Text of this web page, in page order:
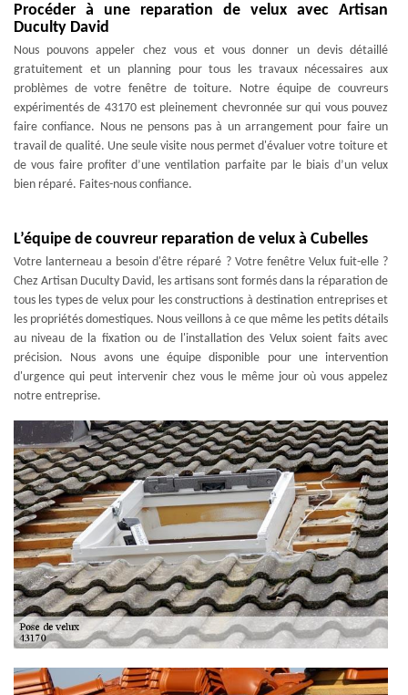
Procéder à une reparation de velux avec Artisan
Duculty David
Nous pouvons appeler chez vous et vous donner un devis détaillé
gratuitement et un planning pour tous les travaux nécessaires aux
problèmes de votre fenêtre de toiture. Notre équipe de couvreurs
expérimentés de 43170 est pleinement chevronnée sur qui vous pouvez
faire confiance. Nous ne pensons pas à un arrangement pour faire un
travail de qualité. Une seule visite nous permet d'évaluer votre toiture et
de vous faire profiter d’une ventilation parfaite par le biais d’un velux
bien réparé. Faites-nous confiance.
L’équipe de couvreur reparation de velux à Cubelles
Votre lanterneau a besoin d'être réparé ? Votre fenêtre Velux fuit-elle ?
Chez Artisan Duculty David, les artisans sont formés dans la réparation de
tous les types de velux pour les constructions à destination entreprises et
les propriétés domestiques. Nous veillons à ce que même les petits détails
au niveau de la fixation ou de l'installation des Velux soient faits avec
précision. Nous avons une équipe disponible pour une intervention
d'urgence qui peut intervenir chez vous le même jour où vous appelez
notre entreprise.